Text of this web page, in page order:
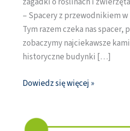
– Spacery z przewodnikiem
Tym razem czeka nas spacer,
zobaczymy najciekawsze
historyczne budynki […]
Dowiedz się więcej »